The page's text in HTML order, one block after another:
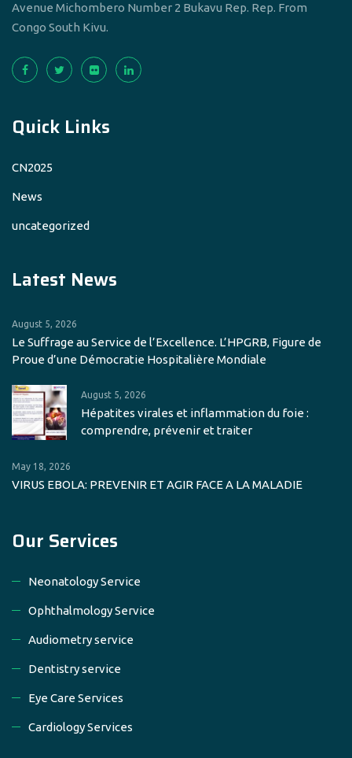
Avenue Michombero Number 2 Bukavu Rep. Rep. From
Congo South Kivu.
Quick Links
CN2025
News
uncategorized
Latest News
August 5, 2026
Le Suffrage au Service de l’Excellence. L’HPGRB, Figure de
Proue d’une Démocratie Hospitalière Mondiale
August 5, 2026
Hépatites virales et inflammation du foie :
comprendre, prévenir et traiter
May 18, 2026
VIRUS EBOLA: PREVENIR ET AGIR FACE A LA MALADIE
Our Services
Neonatology Service
Ophthalmology Service
Audiometry service
Dentistry service
Eye Care Services
Cardiology Services